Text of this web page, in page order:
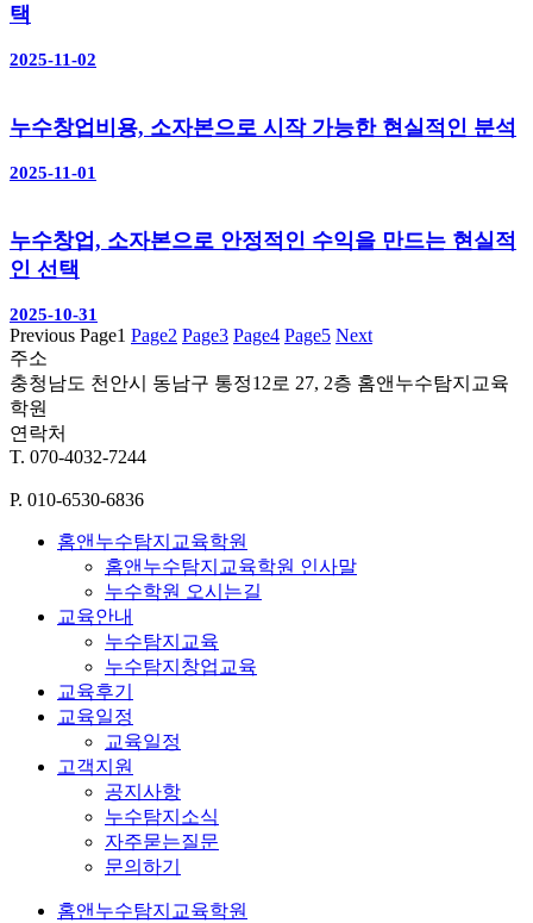
택
2025-11-02
누수창업비용, 소자본으로 시작 가능한 현실적인 분석
2025-11-01
누수창업, 소자본으로 안정적인 수익을 만드는 현실적
인 선택
2025-10-31
Previous Page1 Page2 Page3 Page4 Page5 Next
주소
충청남도 천안시 동남구 통정12로 27, 2층 홈앤누수탐지교육
학원
연락처
T. 070-4032-7244
P. 010-6530-6836
홈앤누수탐지교육학원
홈앤누수탐지교육학원 인사말
누수학원 오시는길
교육안내
누수탐지교육
누수탐지창업교육
교육후기
교육일정
교육일정
고객지원
공지사항
누수탐지소식
자주묻는질문
문의하기
홈앤누수탐지교육학원